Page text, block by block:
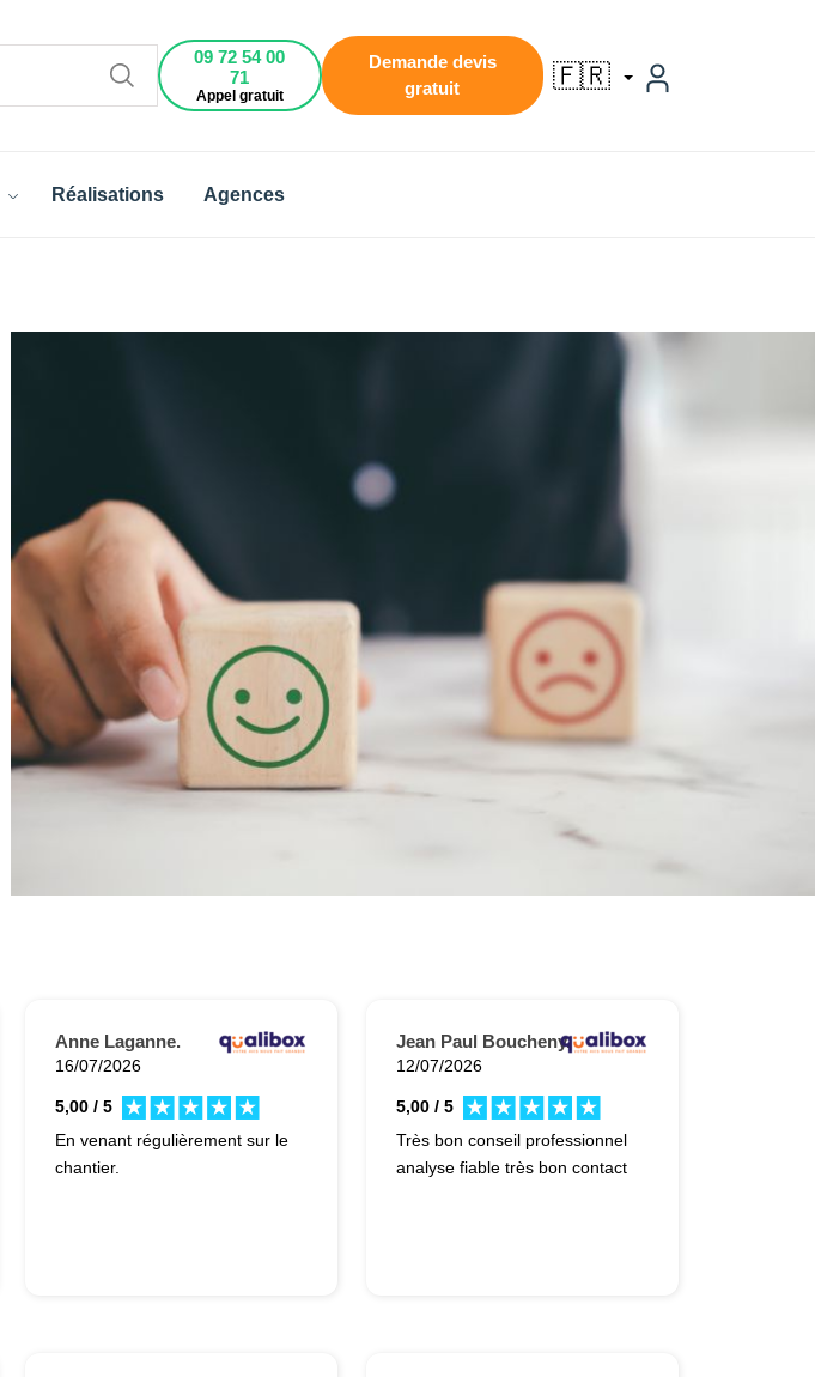
09 72 54 00
71
Appel gratuit
Demande devis
gratuit
🇫🇷
Réalisations Agences
Anne Laganne.
16/07/2026
5,00 / 5
En venant régulièrement sur le
chantier.
Jean Paul Boucheny.
12/07/2026
5,00 / 5
Très bon conseil professionnel
analyse fiable très bon contact